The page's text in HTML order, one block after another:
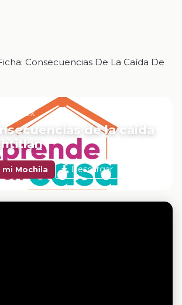
Consecuencias De La Caída De
· DOCX
de la caída
mi Mochila Descargar